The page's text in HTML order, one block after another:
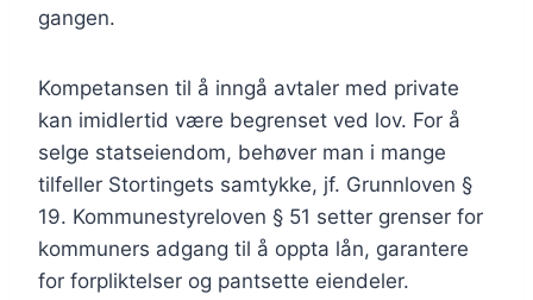
gangen.
Kompetansen til å inngå avtaler med private
kan imidlertid være begrenset ved lov. For å
selge statseiendom, behøver man i mange
tilfeller Stortingets samtykke, jf. Grunnloven §
19. Kommunestyreloven § 51 setter grenser for
kommuners adgang til å oppta lån, garantere
for forpliktelser og pantsette eiendeler.